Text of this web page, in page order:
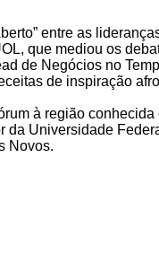
entre as
que mediou os
de Negócios no
de inspiração
à região
Universidade
Novos.